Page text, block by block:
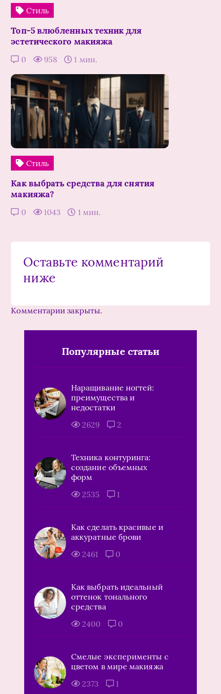
Стиль
Топ-5 влюбленных техник для
эстетического макияжа
0 958 1 мин.
Стиль
Как выбрать средства для снятия
макияжа?
0 1043 1 мин.
Оставьте комментарий
ниже
Комментарии закрыты.
Популярные статьи
Наращивание ногтей:
преимущества и
недостатки
2629
2
Техника контуринга:
создание объемных
форм
2535
1
Как сделать красивые и
аккуратные брови
2461
0
Как выбрать идеальный
оттенок тонального
средства
2400
0
Смелые эксперименты с
цветом в мире макияжа
2373
1